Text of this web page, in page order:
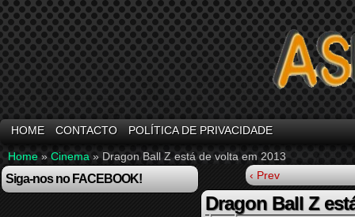
HOME CONTACTO POLÍTICA DE PRIVACIDADE
Home » Cinema » Dragon Ball Z está de volta em 2013
Siga-nos no FACEBOOK! ‹ Prev
Dragon Ball Z